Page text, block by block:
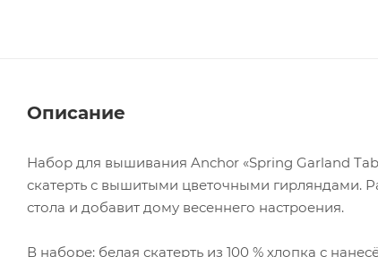
Описание
Набор для вышивания Anchor «Spring Garland
скатерть с вышитыми цветочными гирляндами.
стола и добавит дому весеннего настроения.
В наборе: белая скатерть из 100 % хлопка с